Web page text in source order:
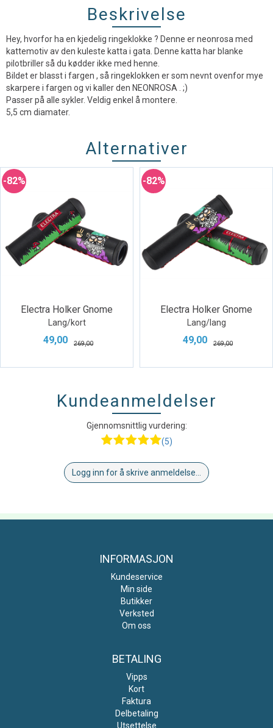
Beskrivelse
Hey, hvorfor ha en kjedelig ringeklokke ? Denne er neonrosa med
kattemotiv av den kuleste katta i gata. Denne katta har blanke
pilotbriller så du kødder ikke med henne.
Bildet er blasst i fargen , så ringeklokken er som nevnt ovenfor mye
skarpere i fargen og vi kaller den NEONROSA . ;)
Passer på alle sykler. Veldig enkel å montere.
5,5 cm diamater.
Alternativer
82%
Electra Holker Gnome
Lang/kort
49,00 269,00
82%
Electra Holker Gnome
Lang/lang
49,00 269,00
Kundeanmeldelser
Gjennomsnittlig vurdering:
(5)
Logg inn for å skrive anmeldelse...
INFORMASJON
Kundeservice
Min side
Butikker
Verksted
Om oss
BETALING
Vipps
Kort
Faktura
Delbetaling
Utsettelse